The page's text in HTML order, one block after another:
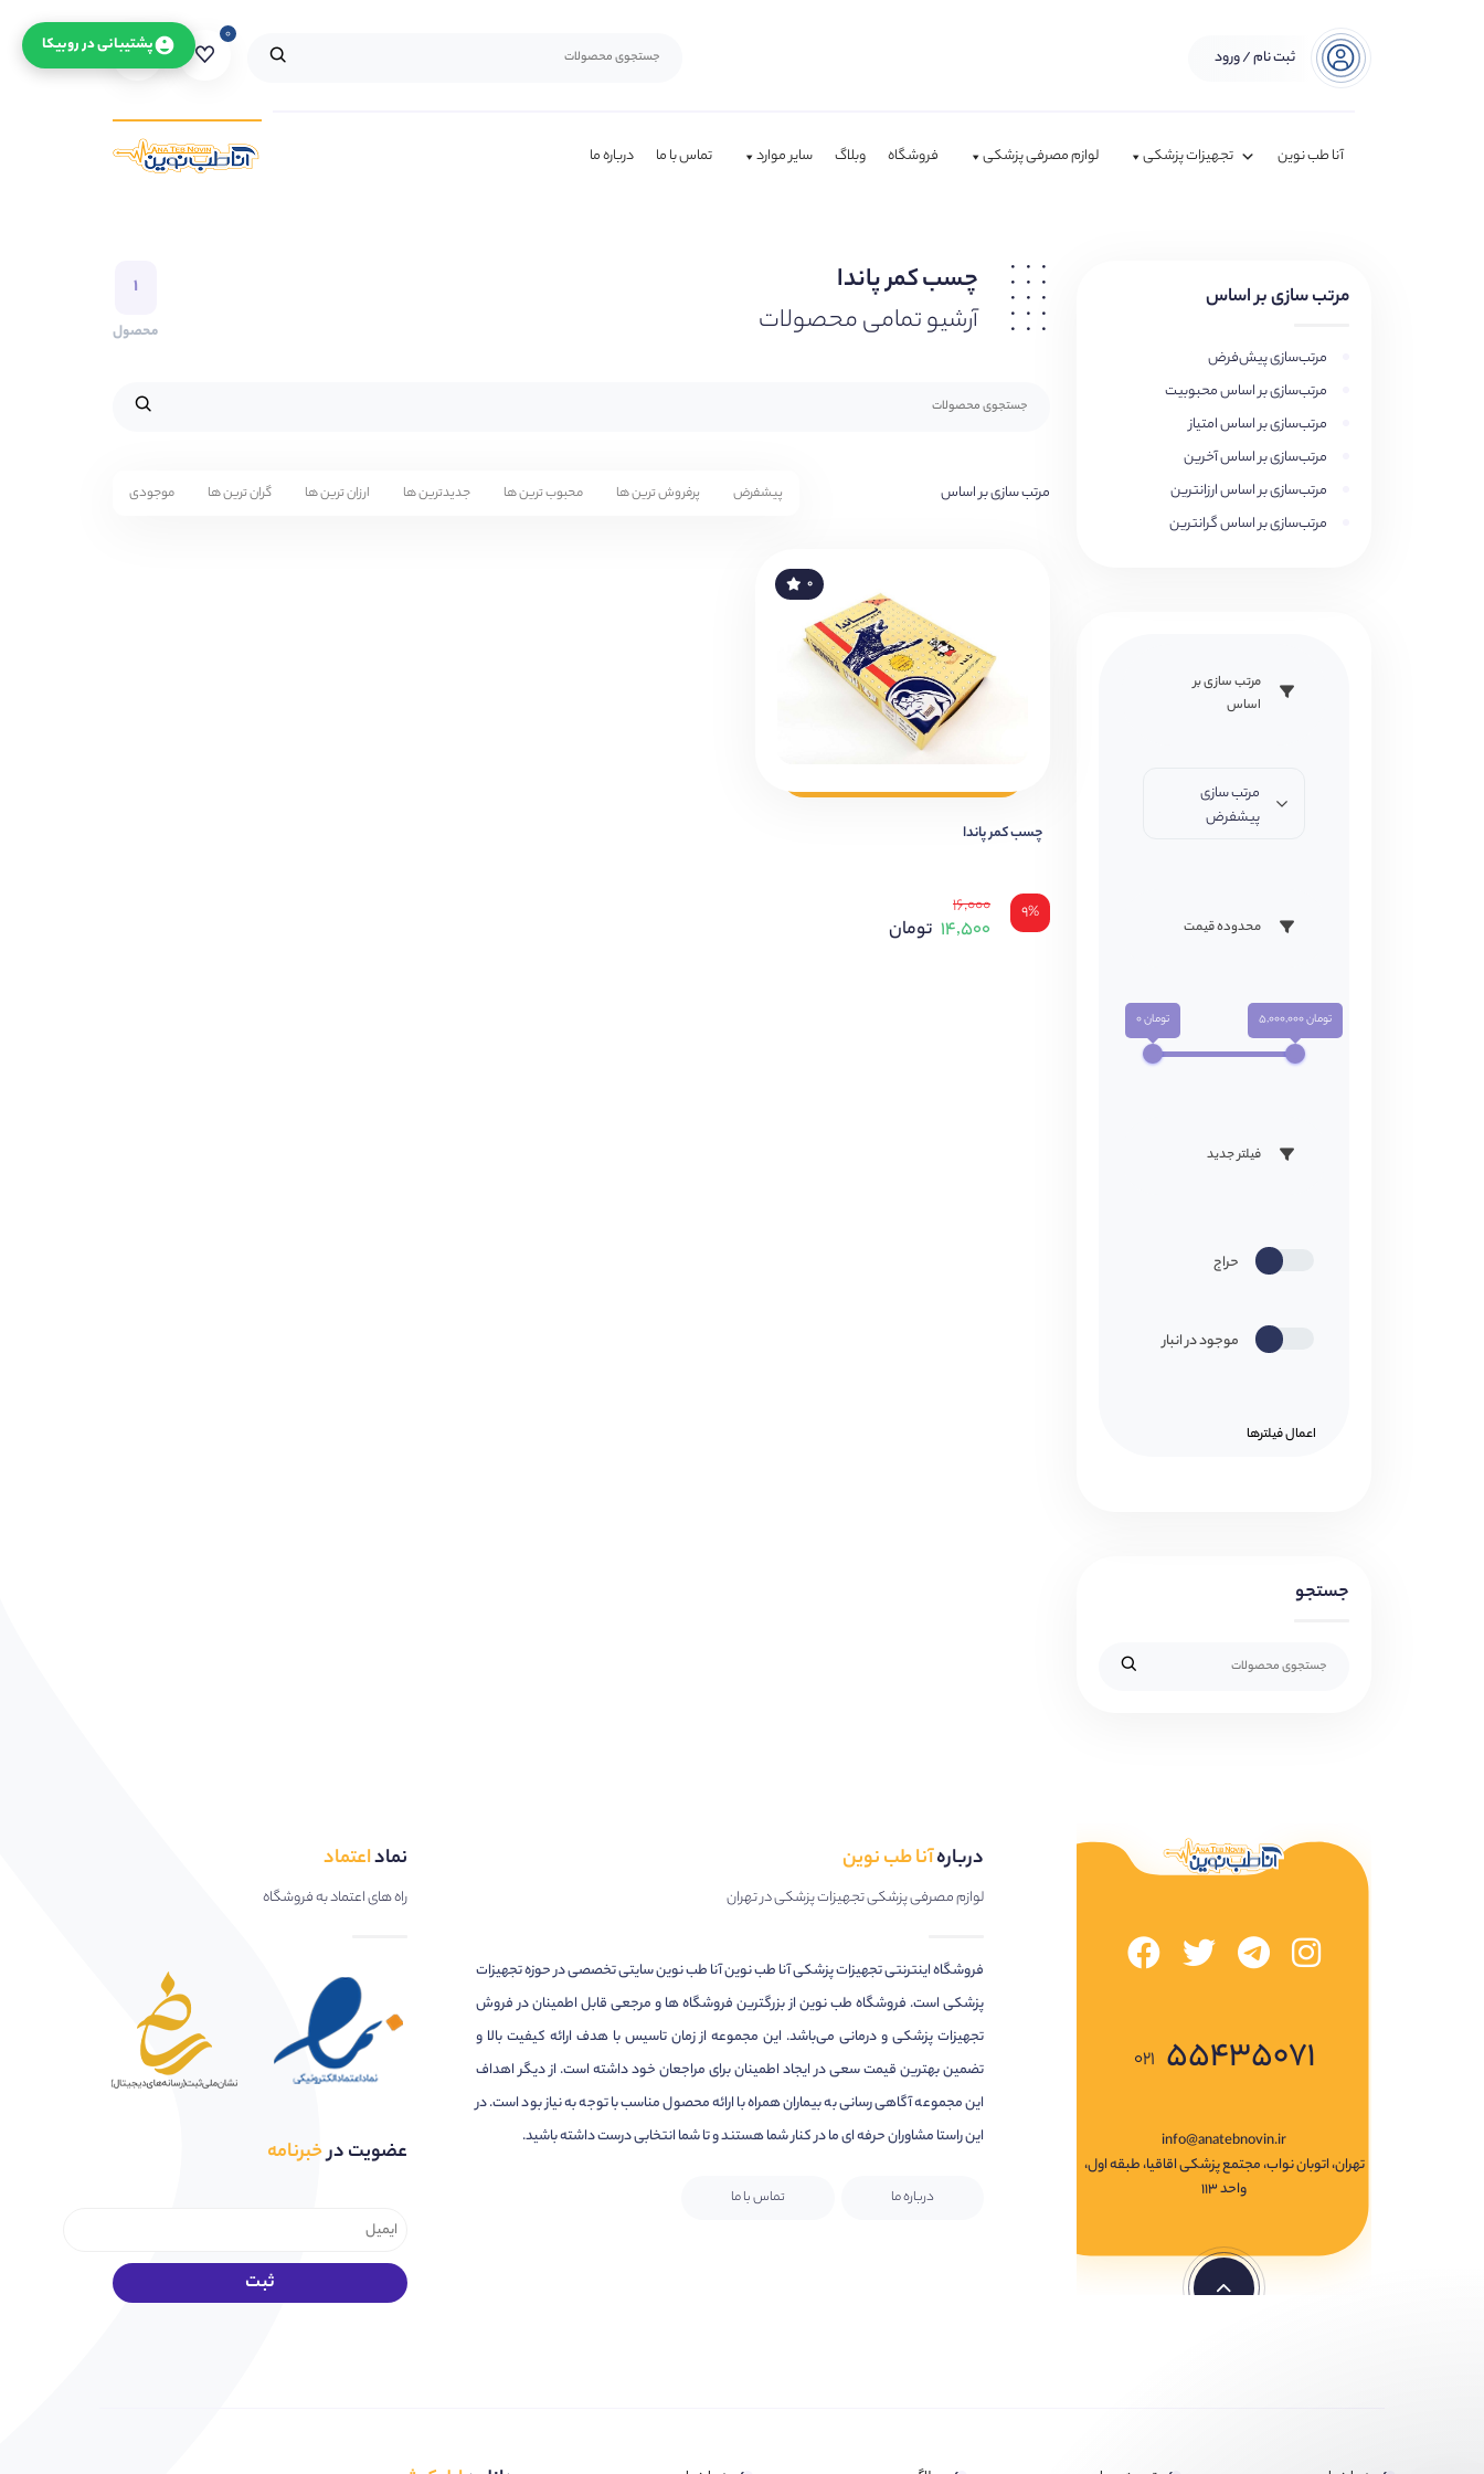
ثبت نام / ورود
۰ ۰
آنا طب نوین تجهیزات پزشکی لوازم مصرفی پزشکی فروشگاه وبلاگ سایر موارد تماس با ما درباره ما
مرتب سازی بر اساس
مرتب‌سازی پیش‌فرض
مرتب‌سازی بر اساس محبوبیت
مرتب‌سازی بر اساس امتیاز
مرتب‌سازی بر اساس آخرین
مرتب‌سازی بر اساس ارزانترین
مرتب‌سازی بر اساس گرانترین
مرتب سازی بر
اساس
مرتب سازی
پیشفرض
محدوده قیمت
تومان 0 تومان 5,000,000
فیلتر جدید
حراج
موجود در انبار
اعمال فیلتر‌ها
جستجو
چسب کمر پاندا
آرشیو تمامی محصولات
۱
محصول
مرتب سازی بر اساس پیشفرض پرفروش ترین ها محبوب ترین ها جدیدترین ها ارزان ترین ها گران ترین ها موجودی
۰
چسب کمر پاندا
۹% ۱۶,۰۰۰
۱۴,۵۰۰ تومان
۰۲۱ ۵۵۴۳۵۰۷۱
info@anatebnovin.ir
تهران، اتوبان نواب، مجتمع پزشکی اقاقیا، طبقه اول،
واحد ۱۱۳
دربارهآنا طب نوین
لوازم مصرفی پزشکی تجهیزات پزشکی در تهران
فروشگاه اینترنتی تجهیزات پزشکی آنا طب نوین آنا طب نوین سایتی تخصصی در حوزه تجهیزات
پزشکی است. فروشگاه طب نوین از بزرگترین فروشگاه ها و مرجعی قابل اطمینان در فروش
تجهیزات پزشکی و درمانی می‌باشد. این مجموعه از زمان تاسیس با هدف ارائه کیفیت بالا و
تضمین بهترین قیمت سعی در ایجاد اطمینان برای مراجعان خود داشته است. از دیگر اهداف
این مجموعه آگاهی رسانی به بیماران همراه با ارائه محصول مناسب با توجه به نیاز بود است. در
این راستا مشاوران حرفه ای ما در کنار شما هستند و تا شما انتخابی درست داشته باشید.
درباره ما تماس با ما
نماداعتماد
راه های اعتماد به فروشگاه
عضویت درخبرنامه
پشتیبانی در روبیکا